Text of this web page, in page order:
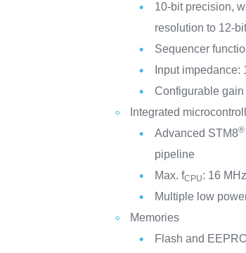
10-bit precision,
resolution to 12-
Sequencer
Input impedance:
Configurable
Integrated
Advanced STM8®
pipeline
Max. fCPU: 16 MHz
Multiple low
Memories
Flash and